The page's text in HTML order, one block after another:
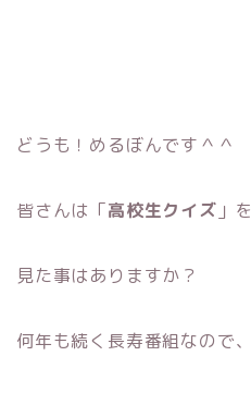
どうも！めるぼんです＾＾
皆さんは「高校生クイズ 」を
見た事はありますか？
何年も続く長寿番組なので、